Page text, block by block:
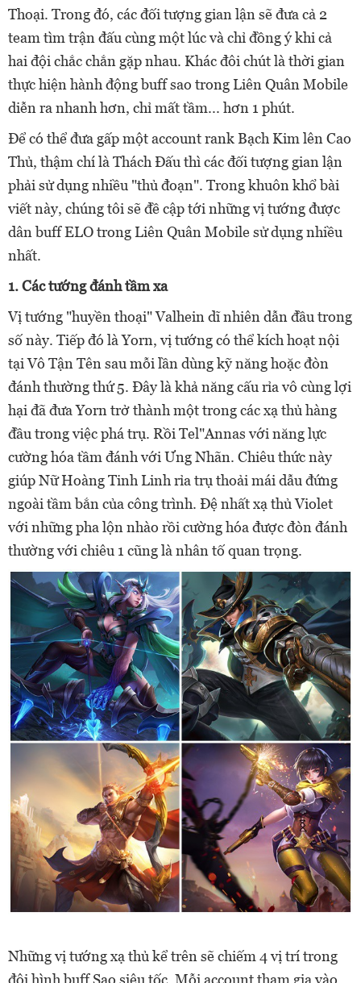
Thoại. Trong đó, các đối tượng gian lận sẽ đưa cả 2
team tìm trận đấu cùng một lúc và chỉ đồng ý khi cả
hai đội chắc chắn gặp nhau. Khác đôi chút là thời gian
thực hiện hành động buff sao trong Liên Quân Mobile
diễn ra nhanh hơn, chỉ mất tầm... hơn 1 phút.
Để có thể đưa gấp một account rank Bạch Kim lên Cao
Thủ, thậm chí là Thách Đấu thì các đối tượng gian lận
phải sử dụng nhiều "thủ đoạn". Trong khuôn khổ bài
viết này, chúng tôi sẽ đề cập tới những vị tướng được
dân buff ELO trong Liên Quân Mobile sử dụng nhiều
nhất.
1. Các tướng đánh tầm xa
Vị tướng "huyền thoại" Valhein dĩ nhiên dẫn đầu trong
số này. Tiếp đó là Yorn, vị tướng có thể kích hoạt nội
tại Vô Tận Tên sau mỗi lần dùng kỹ năng hoặc đòn
đánh thường thứ 5. Đây là khả năng cấu rỉa vô cùng lợi
hại đã đưa Yorn trở thành một trong các xạ thủ hàng
đầu trong việc phá trụ. Rồi Tel"Annas với năng lực
cường hóa tầm đánh với Ưng Nhãn. Chiêu thức này
giúp Nữ Hoàng Tinh Linh rỉa trụ thoải mái dẫu đứng
ngoài tầm bắn của công trình. Đệ nhất xạ thủ Violet
với những pha lộn nhào rồi cường hóa được đòn đánh
thường với chiêu 1 cũng là nhân tố quan trọng.
Những vị tướng xạ thủ kể trên sẽ chiếm 4 vị trí trong
đội hình buff Sao siêu tốc. Mỗi account tham gia vào